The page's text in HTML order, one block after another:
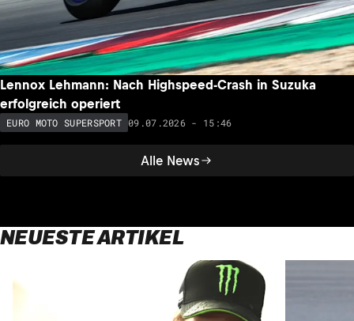
Alle News
Lennox Lehmann: Nach Highspeed-Crash in Suzuka
erfolgreich operiert
EURO MOTO SUPERSPORT 09.07.2026 - 15:46
NEUESTE ARTIKEL